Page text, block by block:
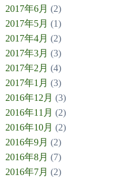
2017年6月 (2)
2017年5月 (1)
2017年4月 (2)
2017年3月 (3)
2017年2月 (4)
2017年1月 (3)
2016年12月 (3)
2016年11月 (2)
2016年10月 (2)
2016年9月 (2)
2016年8月 (7)
2016年7月 (2)